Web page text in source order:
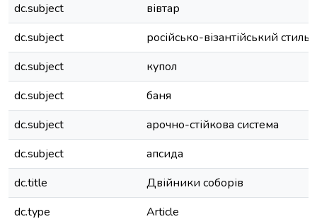
dc.subject
вівтар
dc.subject
російсько-візантійський стиль
dc.subject
купол
dc.subject
баня
dc.subject
арочно-стійкова система
dc.subject
апсида
dc.title
Двійники соборів
dc.type
Article